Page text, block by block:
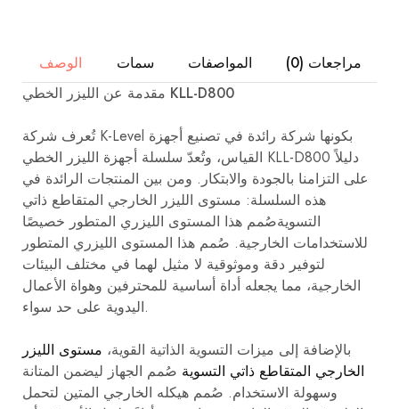
الوصف سمات المواصفات
مراجعات (0)
مقدمة عن الليزر الخطي KLL-D800
تُعرف شركة K-Level بكونها شركة رائدة في تصنيع أجهزة
القياس، وتُعدّ سلسلة أجهزة الليزر الخطي KLL-D800 دليلاً
على التزامنا بالجودة والابتكار. ومن بين المنتجات الرائدة في
هذه السلسلة: مستوى الليزر الخارجي المتقاطع ذاتي
التسويةصُمم هذا المستوى الليزري المتطور خصيصًا
للاستخدامات الخارجية. صُمم هذا المستوى الليزري المتطور
لتوفير دقة وموثوقية لا مثيل لهما في مختلف البيئات
الخارجية، مما يجعله أداة أساسية للمحترفين وهواة الأعمال
اليدوية على حد سواء.
بالإضافة إلى ميزات التسوية الذاتية القوية، مستوى الليزر
الخارجي المتقاطع ذاتي التسوية صُمم الجهاز ليضمن المتانة
وسهولة الاستخدام. صُمم هيكله الخارجي المتين لتحمل